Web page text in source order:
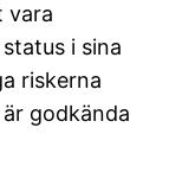
vara
i sina
riskerna
godkända